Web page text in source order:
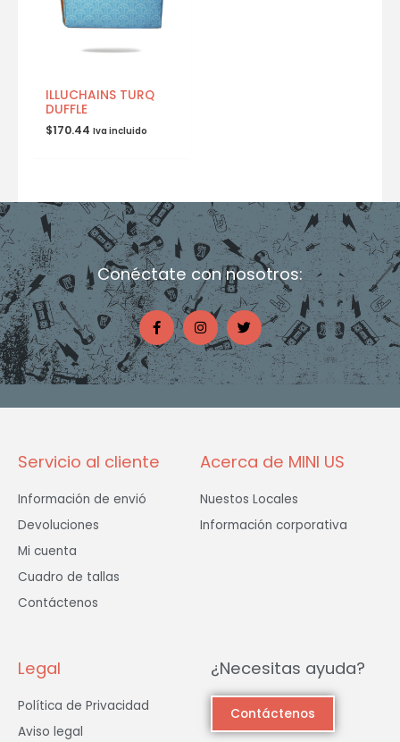
ILLUCHAINS TURQ
DUFFLE
$170.44 Iva incluido
Conéctate con nosotros:
F
a
c
e
b
o
o
I
n
s
t
a
g
r
T
w
i
t
t
e
Servicio al cliente
Información de envió
Devoluciones
Mi cuenta
Cuadro de tallas
Contáctenos
Acerca de MINI US
Nuestos Locales
Información corporativa
Legal
Política de Privacidad
Aviso legal
¿Necesitas ayuda?
Contáctenos